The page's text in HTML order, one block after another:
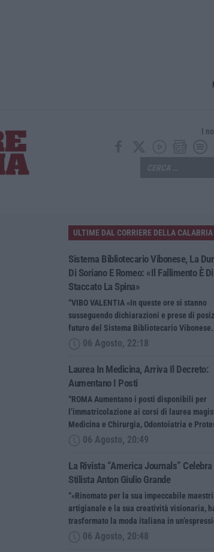
La rivista “America Journals” celebra lo stilista Anton
I
ULTIME DAL CORRIERE DELLA CALABRIA
Sistema Bibliotecario Vibonese, La
Di Soriano E Romeo: «Il Fallimento È
Staccato La Spina»
“VIBO VALENTIA «In queste ore si stanno
susseguendo dichiarazioni e prese di
futuro del Sistema Bibliotecario
06 Agosto, 22:18
Laurea In Medicina, Arriva Il Decreto:
Aumentano I Posti
“ROMA Aumentano i posti disponibili per
l’immatricolazione ai corsi di laurea
Medicina e Chirurgia, Odontoiatria e
06 Agosto, 20:49
La Rivista “America Journals” Celebra
Stilista Anton Giulio Grande
“«Rinomato per la sua impeccabile
artigianale e la sua creatività visionaria,
trasformato la moda italiana in
06 Agosto, 20:48